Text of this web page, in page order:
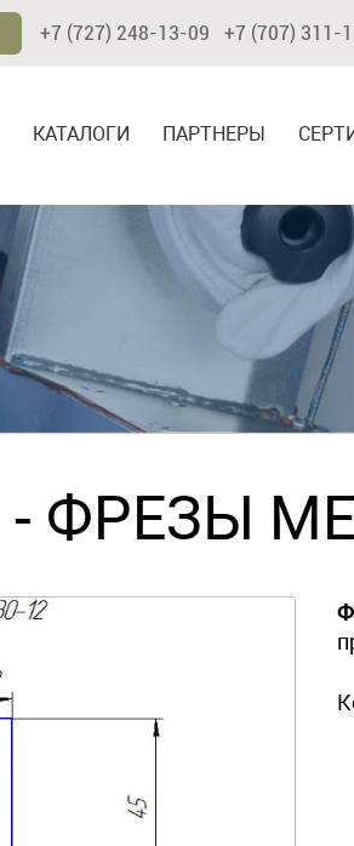
+7 (727) 248-13-09 +7 (707) 311-
КАТАЛОГИ ПАРТНЕРЫ
- ФРЕЗЫ